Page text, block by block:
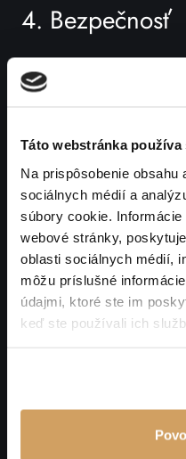
Táto webstránka
Na prispôsobenie
sociálnych médií a
súbory cookie.
webové stránky,
oblasti sociálnych médií,
môžu príslušné
údajmi, ktoré ste im
keď ste používali ich
4. Bezpečnosť
Zaväzujeme sa zaistiť
zabránili neoprávnenému
a zabezpečenie informácií,
informácie, ktoré nám
zabezpečených serveroch
5.
Vaše osobné údaje
ktoré angažujeme preto,
pre výskum trhu,
zodpovedajúcu zmluvu a